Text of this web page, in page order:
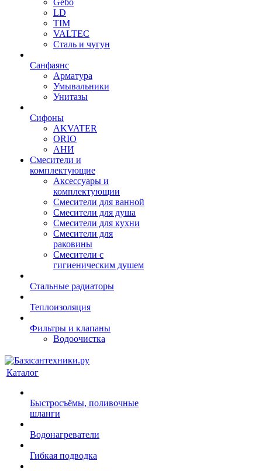
Gebo
LD
TIM
VALTEC
Сталь и чугун
Санфаянс
Арматура
Умывальники
Унитазы
Сифоны
AKVATER
ORIO
АНИ
Смесители и
комплектующие
Аксессуары и
комплектующии
Смесители для ванной
Смесители для душа
Смесители для кухни
Смесители для
раковины
Смесители с
гигиеническим душем
Стальные радиаторы
Теплоизоляция
Фильтры и клапаны
Водоочистка
Каталог
Быстросъёмы, поливочные
шланги
Водонагреватели
Гибкая подводка